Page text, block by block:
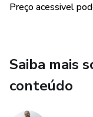
Preço acessivel
Saiba mais
conteúdo